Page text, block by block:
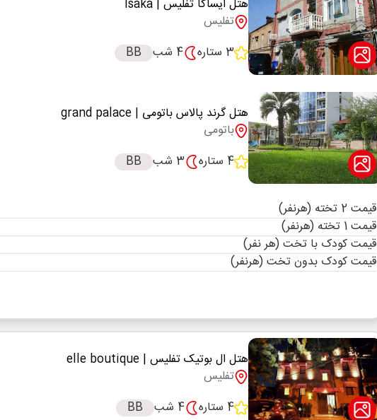
هتل ایساکا تفلیس | Isaka
تفلیس
3 ستاره
4 شب BB
هتل گرند پالاس باتومی | grand palace
باتومی
4 ستاره
3 شب BB
قیمت 2 تخته (هرنفر)
قیمت 1 تخته (هرنفر)
قیمت کودک با تخت (هر نفر)
قیمت کودک بدون تخت (هرنفر)
هتل ال بوتیک تفلیس | elle boutique
تفلیس
4 ستاره
4 شب BB